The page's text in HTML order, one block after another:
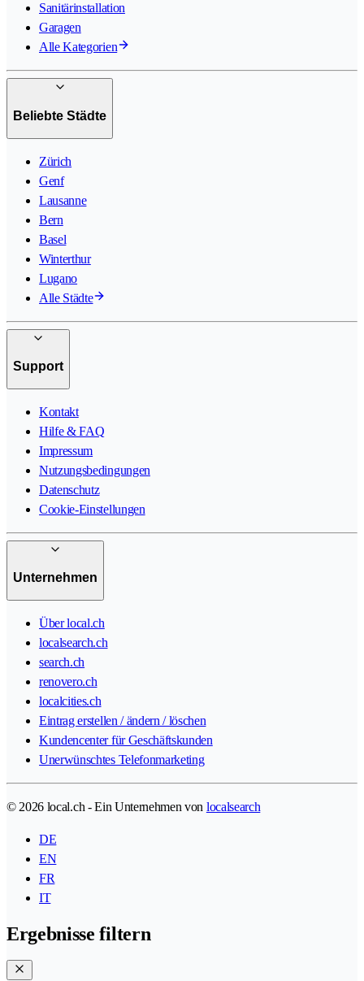
Sanitärinstallation
Garagen
Alle Kategorien
Beliebte Städte
Zürich
Genf
Lausanne
Bern
Basel
Winterthur
Lugano
Alle Städte
Support
Kontakt
Hilfe & FAQ
Impressum
Nutzungsbedingungen
Datenschutz
Cookie-Einstellungen
Unternehmen
Über local.ch
localsearch.ch
search.ch
renovero.ch
localcities.ch
Eintrag erstellen / ändern / löschen
Kundencenter für Geschäftskunden
Unerwünschtes Telefonmarketing
© 2026 local.ch - Ein Unternehmen von localsearch
DE
EN
FR
IT
Ergebnisse filtern